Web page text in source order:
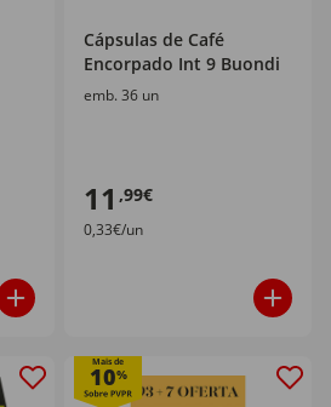
Cápsulas de Café
Encorpado Int 9 Buondi
emb. 36 un
11 ,99€
0,33€/un
Mais de
10%